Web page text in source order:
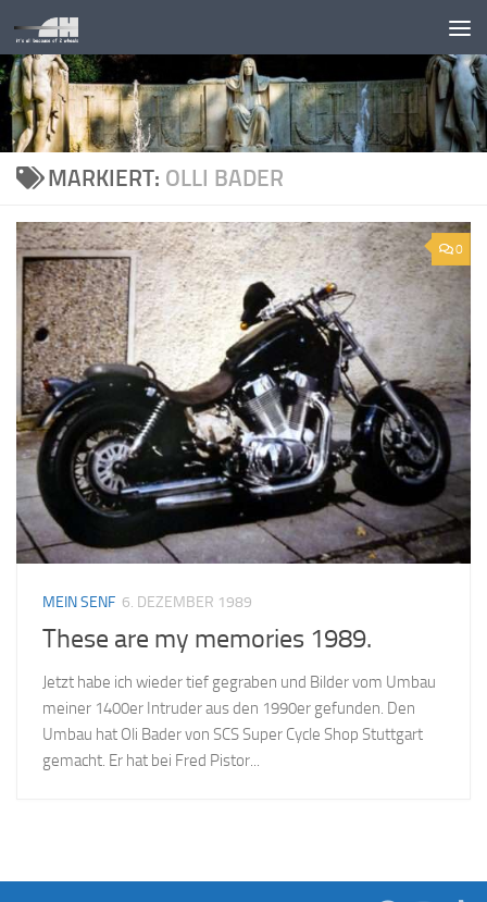
Unter dem Inhalt
MARKIERT: OLLI BADER
0
MEIN SENF 6. DEZEMBER 1989
These are my memories 1989.
Jetzt habe ich wieder tief gegraben und Bilder vom Umbau
meiner 1400er Intruder aus den 1990er gefunden. Den
Umbau hat Oli Bader von SCS Super Cycle Shop Stuttgart
gemacht. Er hat bei Fred Pistor...